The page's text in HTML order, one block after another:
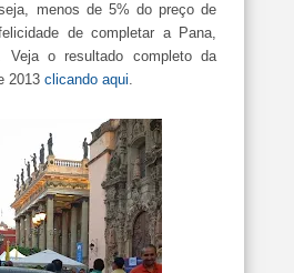
menos de 5% do preço de
de completar a Pana,
Veja o resultado completo da
2013 clicando aqui.